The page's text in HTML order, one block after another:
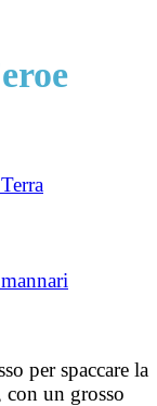
per spaccare la
con un grosso